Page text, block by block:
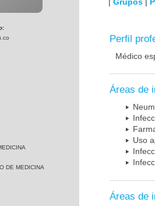
DE MEDICINA
Perfil
Médico
Áreas de
Uso
Áreas de